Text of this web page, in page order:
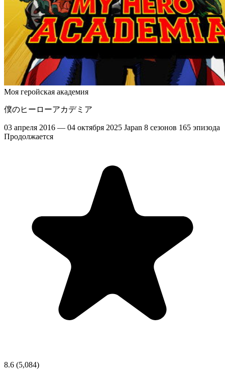
Моя геройская академия
僕のヒーローアカデミア
03 апреля 2016 — 04 октября 2025 Japan 8 сезонов 165 эпизода
Продолжается
8.6 (5,084)